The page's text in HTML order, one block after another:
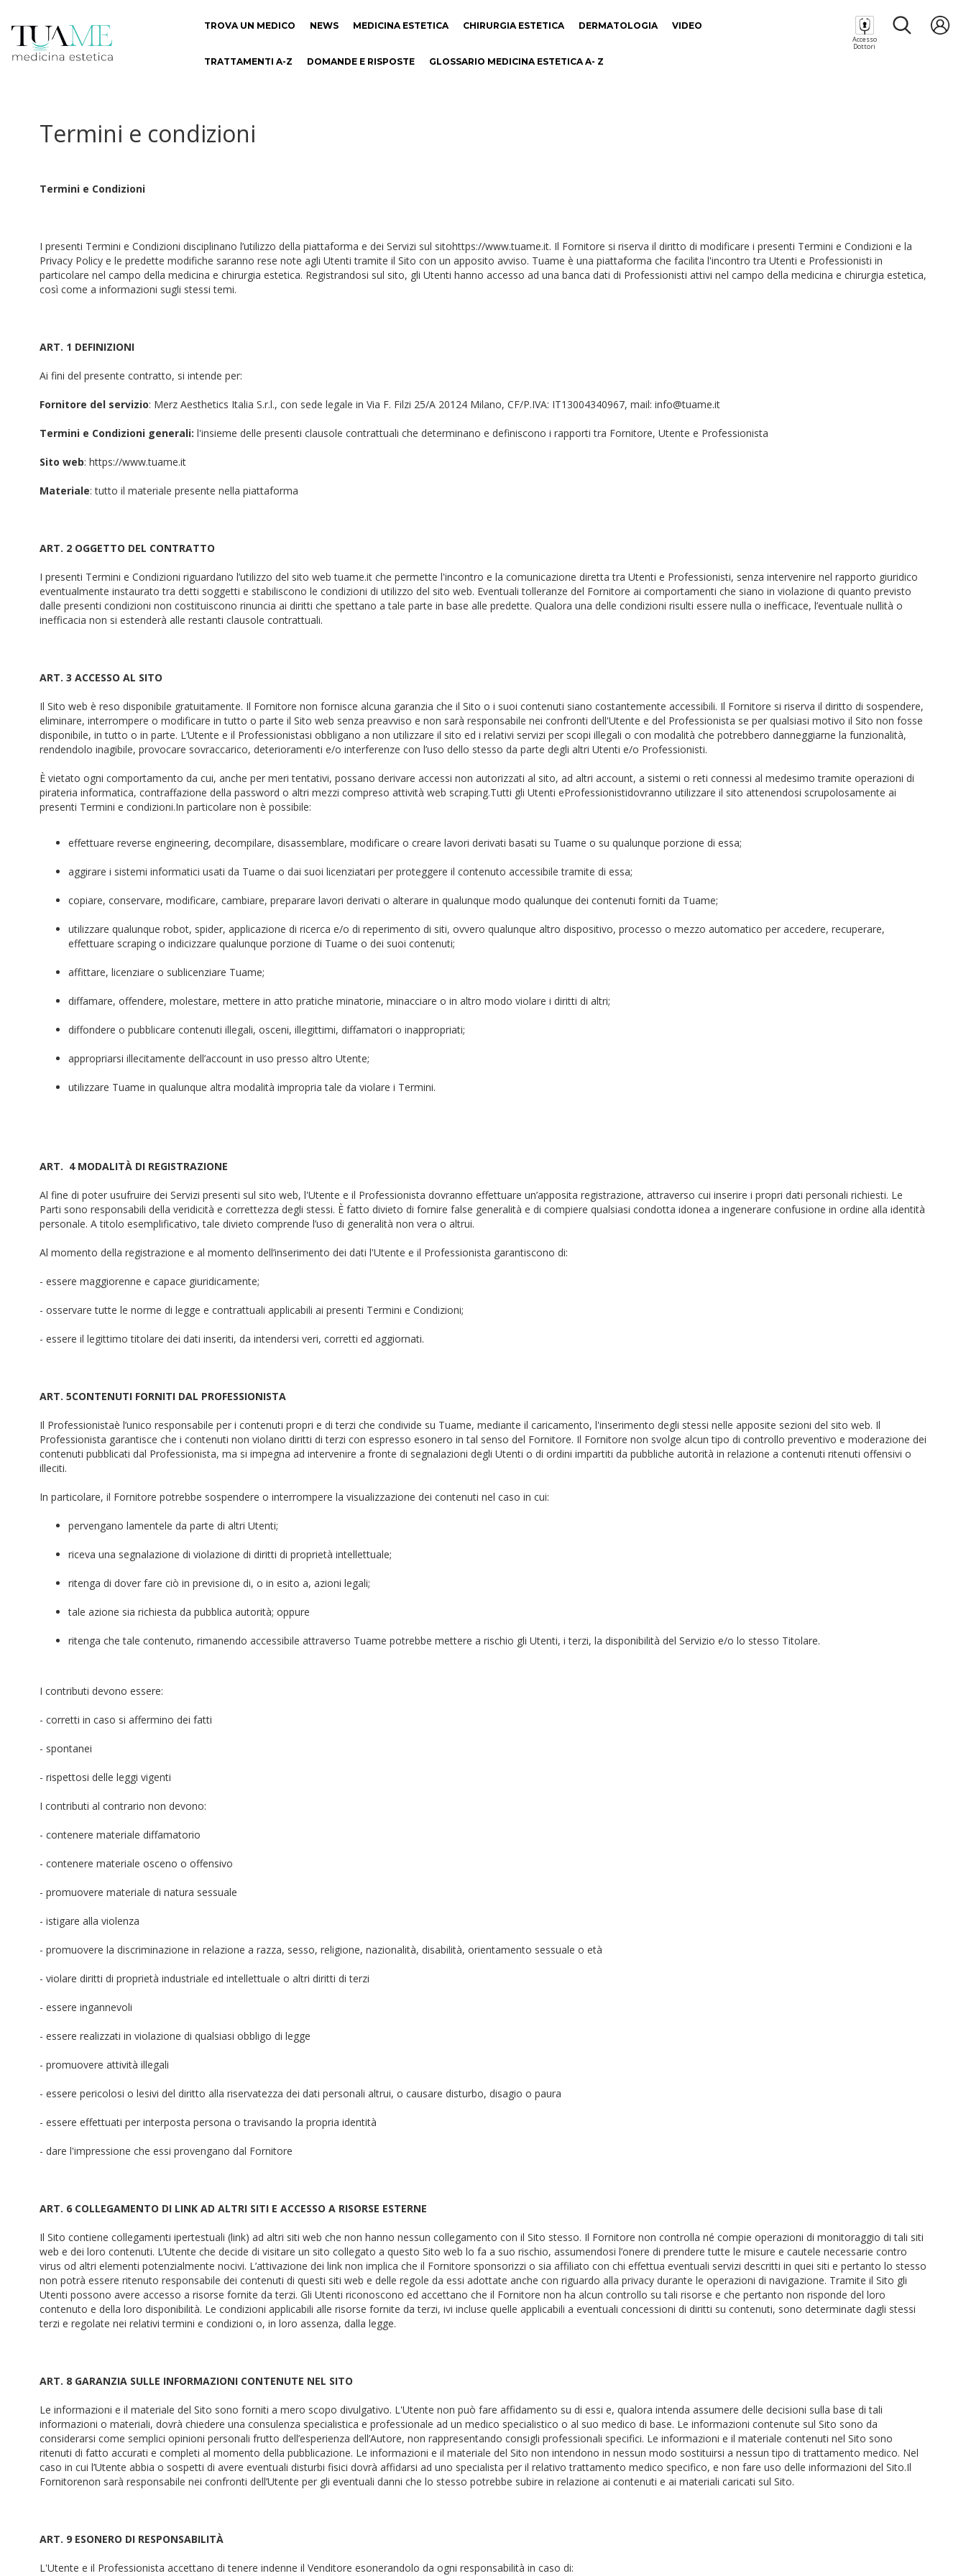
TROVA UN MEDICO NEWS MEDICINA ESTETICA CHIRURGIA ESTETICA DERMATOLOGIA VIDEO
TRATTAMENTI A-Z DOMANDE E RISPOSTE GLOSSARIO MEDICINA ESTETICA A- Z
Accesso
Dottori
Termini e condizioni
Termini e Condizioni
I presenti Termini e Condizioni disciplinano l’utilizzo della piattaforma e dei Servizi sul sitohttps://www.tuame.it. Il Fornitore si riserva il diritto di modificare i presenti Termini e Condizioni e la
Privacy Policy e le predette modifiche saranno rese note agli Utenti tramite il Sito con un apposito avviso. Tuame è una piattaforma che facilita l'incontro tra Utenti e Professionisti in
particolare nel campo della medicina e chirurgia estetica. Registrandosi sul sito, gli Utenti hanno accesso ad una banca dati di Professionisti attivi nel campo della medicina e chirurgia estetica,
così come a informazioni sugli stessi temi.
ART. 1 DEFINIZIONI
Ai fini del presente contratto, si intende per:
Fornitore del servizio: Merz Aesthetics Italia S.r.l., con sede legale in Via F. Filzi 25/A 20124 Milano, CF/P.IVA: IT13004340967, mail: info@tuame.it
Termini e Condizioni generali: l'insieme delle presenti clausole contrattuali che determinano e definiscono i rapporti tra Fornitore, Utente e Professionista
Sito web: https://www.tuame.it
Materiale: tutto il materiale presente nella piattaforma
ART. 2 OGGETTO DEL CONTRATTO
I presenti Termini e Condizioni riguardano l’utilizzo del sito web tuame.it che permette l'incontro e la comunicazione diretta tra Utenti e Professionisti, senza intervenire nel rapporto giuridico
eventualmente instaurato tra detti soggetti e stabiliscono le condizioni di utilizzo del sito web. Eventuali tolleranze del Fornitore ai comportamenti che siano in violazione di quanto previsto
dalle presenti condizioni non costituiscono rinuncia ai diritti che spettano a tale parte in base alle predette. Qualora una delle condizioni risulti essere nulla o inefficace, l’eventuale nullità o
inefficacia non si estenderà alle restanti clausole contrattuali.
ART. 3 ACCESSO AL SITO
Il Sito web è reso disponibile gratuitamente. Il Fornitore non fornisce alcuna garanzia che il Sito o i suoi contenuti siano costantemente accessibili. Il Fornitore si riserva il diritto di sospendere,
eliminare, interrompere o modificare in tutto o parte il Sito web senza preavviso e non sarà responsabile nei confronti dell'Utente e del Professionista se per qualsiasi motivo il Sito non fosse
disponibile, in tutto o in parte. L’Utente e il Professionistasi obbligano a non utilizzare il sito ed i relativi servizi per scopi illegali o con modalità che potrebbero danneggiarne la funzionalità,
rendendolo inagibile, provocare sovraccarico, deterioramenti e/o interferenze con l’uso dello stesso da parte degli altri Utenti e/o Professionisti.
È vietato ogni comportamento da cui, anche per meri tentativi, possano derivare accessi non autorizzati al sito, ad altri account, a sistemi o reti connessi al medesimo tramite operazioni di
pirateria informatica, contraffazione della password o altri mezzi compreso attività web scraping.Tutti gli Utenti eProfessionistidovranno utilizzare il sito attenendosi scrupolosamente ai
presenti Termini e condizioni.In particolare non è possibile:
effettuare reverse engineering, decompilare, disassemblare, modificare o creare lavori derivati basati su Tuame o su qualunque porzione di essa;
aggirare i sistemi informatici usati da Tuame o dai suoi licenziatari per proteggere il contenuto accessibile tramite di essa;
copiare, conservare, modificare, cambiare, preparare lavori derivati o alterare in qualunque modo qualunque dei contenuti forniti da Tuame;
utilizzare qualunque robot, spider, applicazione di ricerca e/o di reperimento di siti, ovvero qualunque altro dispositivo, processo o mezzo automatico per accedere, recuperare,
effettuare scraping o indicizzare qualunque porzione di Tuame o dei suoi contenuti;
affittare, licenziare o sublicenziare Tuame;
diffamare, offendere, molestare, mettere in atto pratiche minatorie, minacciare o in altro modo violare i diritti di altri;
diffondere o pubblicare contenuti illegali, osceni, illegittimi, diffamatori o inappropriati;
appropriarsi illecitamente dell’account in uso presso altro Utente;
utilizzare Tuame in qualunque altra modalità impropria tale da violare i Termini.
ART. 4 MODALITÀ DI REGISTRAZIONE
Al fine di poter usufruire dei Servizi presenti sul sito web, l'Utente e il Professionista dovranno effettuare un’apposita registrazione, attraverso cui inserire i propri dati personali richiesti. Le
Parti sono responsabili della veridicità e correttezza degli stessi. È fatto divieto di fornire false generalità e di compiere qualsiasi condotta idonea a ingenerare confusione in ordine alla identità
personale. A titolo esemplificativo, tale divieto comprende l’uso di generalità non vera o altrui.
Al momento della registrazione e al momento dell’inserimento dei dati l'Utente e il Professionista garantiscono di:
- essere maggiorenne e capace giuridicamente;
- osservare tutte le norme di legge e contrattuali applicabili ai presenti Termini e Condizioni;
- essere il legittimo titolare dei dati inseriti, da intendersi veri, corretti ed aggiornati.
ART. 5CONTENUTI FORNITI DAL PROFESSIONISTA
Il Professionistaè l’unico responsabile per i contenuti propri e di terzi che condivide su Tuame, mediante il caricamento, l'inserimento degli stessi nelle apposite sezioni del sito web. Il
Professionista garantisce che i contenuti non violano diritti di terzi con espresso esonero in tal senso del Fornitore. Il Fornitore non svolge alcun tipo di controllo preventivo e moderazione dei
contenuti pubblicati dal Professionista, ma si impegna ad intervenire a fronte di segnalazioni degli Utenti o di ordini impartiti da pubbliche autorità in relazione a contenuti ritenuti offensivi o
illeciti.
In particolare, il Fornitore potrebbe sospendere o interrompere la visualizzazione dei contenuti nel caso in cui:
pervengano lamentele da parte di altri Utenti;
riceva una segnalazione di violazione di diritti di proprietà intellettuale;
ritenga di dover fare ciò in previsione di, o in esito a, azioni legali;
tale azione sia richiesta da pubblica autorità; oppure
ritenga che tale contenuto, rimanendo accessibile attraverso Tuame potrebbe mettere a rischio gli Utenti, i terzi, la disponibilità del Servizio e/o lo stesso Titolare.
I contributi devono essere:
- corretti in caso si affermino dei fatti
- spontanei
- rispettosi delle leggi vigenti
I contributi al contrario non devono:
- contenere materiale diffamatorio
- contenere materiale osceno o offensivo
- promuovere materiale di natura sessuale
- istigare alla violenza
- promuovere la discriminazione in relazione a razza, sesso, religione, nazionalità, disabilità, orientamento sessuale o età
- violare diritti di proprietà industriale ed intellettuale o altri diritti di terzi
- essere ingannevoli
- essere realizzati in violazione di qualsiasi obbligo di legge
- promuovere attività illegali
- essere pericolosi o lesivi del diritto alla riservatezza dei dati personali altrui, o causare disturbo, disagio o paura
- essere effettuati per interposta persona o travisando la propria identità
- dare l'impressione che essi provengano dal Fornitore
ART. 6 COLLEGAMENTO DI LINK AD ALTRI SITI E ACCESSO A RISORSE ESTERNE
Il Sito contiene collegamenti ipertestuali (link) ad altri siti web che non hanno nessun collegamento con il Sito stesso. Il Fornitore non controlla né compie operazioni di monitoraggio di tali siti
web e dei loro contenuti. L’Utente che decide di visitare un sito collegato a questo Sito web lo fa a suo rischio, assumendosi l’onere di prendere tutte le misure e cautele necessarie contro
virus od altri elementi potenzialmente nocivi. L’attivazione dei link non implica che il Fornitore sponsorizzi o sia affiliato con chi effettua eventuali servizi descritti in quei siti e pertanto lo stesso
non potrà essere ritenuto responsabile dei contenuti di questi siti web e delle regole da essi adottate anche con riguardo alla privacy durante le operazioni di navigazione. Tramite il Sito gli
Utenti possono avere accesso a risorse fornite da terzi. Gli Utenti riconoscono ed accettano che il Fornitore non ha alcun controllo su tali risorse e che pertanto non risponde del loro
contenuto e della loro disponibilità. Le condizioni applicabili alle risorse fornite da terzi, ivi incluse quelle applicabili a eventuali concessioni di diritti su contenuti, sono determinate dagli stessi
terzi e regolate nei relativi termini e condizioni o, in loro assenza, dalla legge.
ART. 8 GARANZIA SULLE INFORMAZIONI CONTENUTE NEL SITO
Le informazioni e il materiale del Sito sono forniti a mero scopo divulgativo. L'Utente non può fare affidamento su di essi e, qualora intenda assumere delle decisioni sulla base di tali
informazioni o materiali, dovrà chiedere una consulenza specialistica e professionale ad un medico specialistico o al suo medico di base. Le informazioni contenute sul Sito sono da
considerarsi come semplici opinioni personali frutto dell’esperienza dell’Autore, non rappresentando consigli professionali specifici. Le informazioni e il materiale contenuti nel Sito sono
ritenuti di fatto accurati e completi al momento della pubblicazione. Le informazioni e il materiale del Sito non intendono in nessun modo sostituirsi a nessun tipo di trattamento medico. Nel
caso in cui l’Utente abbia o sospetti di avere eventuali disturbi fisici dovrà affidarsi ad uno specialista per il relativo trattamento medico specifico, e non fare uso delle informazioni del Sito.Il
Fornitorenon sarà responsabile nei confronti dell’Utente per gli eventuali danni che lo stesso potrebbe subire in relazione ai contenuti e ai materiali caricati sul Sito.
ART. 9 ESONERO DI RESPONSABILITÀ
L'Utente e il Professionista accettano di tenere indenne il Venditore esonerandolo da ogni responsabilità in caso di: